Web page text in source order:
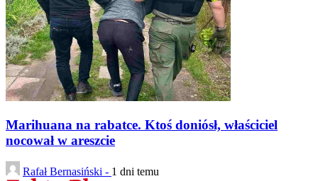
Marihuana na rabatce. Ktoś doniósł, właściciel
nocował w areszcie
Rafał Bernasiński - 1 dni temu